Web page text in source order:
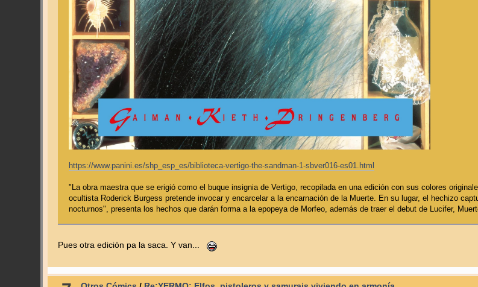
https://www.panini.es/shp_esp_es/biblioteca-vertigo-the-sandman-1-sbver016-es01.html
"La obra maestra que se erigió como el buque insignia de Vertigo, recopilada en una edición con sus colores
ocultista Roderick Burgess pretende invocar y encarcelar a la encarnación de la Muerte. En su lugar, el hechizo
nocturnos", presenta los hechos que darán forma a la epopeya de Morfeo, además de traer el debut de Lucifer,
Pues otra edición pa la saca. Y van...